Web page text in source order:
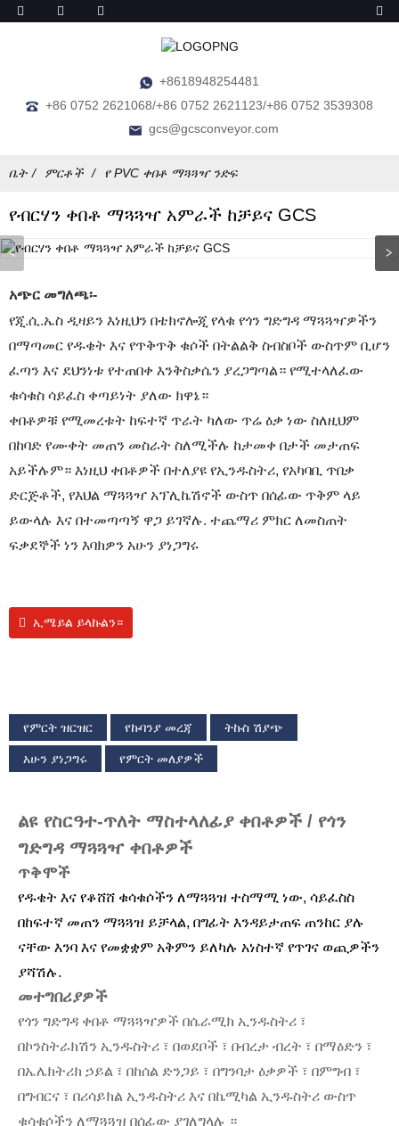
+8618948254481
+86 0752 2621068/+86 0752 2621123/+86 0752 3539308
gcs@gcsconveyor.com
ቤት ምርቶች የ PVC ቀበቶ ማጓጓዣ ንድፍ
የብርሃን ቀበቶ ማጓጓዣ አምራች ከቻይና GCS
አጭር መግለጫ፡-
የጂ.ሲ.ኤስ ዲዛይን እነዚህን በቴክኖሎጂ የላቁ የጎን ግድግዳ ማጓጓዣዎችን
በማጣመር የዱቄት እና የጥቅጥቅ ቁሶች በትልልቅ ስብስቦች ውስጥም ቢሆን
ፈጣን እና ደህንነቱ የተጠበቀ እንቅስቃሴን ያረጋግጣል። የሚተላለፈው
ቁሳቁስ ሳይፈስ ቀጣይነት ያለው ክዋኔ።
ቀበቶዎቹ የሚመረቱት ከፍተኛ ጥራት ካለው ጥሬ ዕቃ ነው ስለዚህም
በከባድ የሙቀት መጠን መስራት ስለሚችሉ ከታመቀ በታች መታጠፍ
አይችሉም። እነዚህ ቀበቶዎች በተለያዩ የኢንዱስትሪ, የአካባቢ ጥበቃ
ድርጅቶች, የእህል ማጓጓዣ አፕሊኬሽኖች ውስጥ በሰፊው ጥቅም ላይ
ይውላሉ እና በተመጣጣኝ ዋጋ ይገኛሉ. ተጨማሪ ምክር ለመስጠት
ፍቃደኞች ነን እባክዎን አሁን ያነጋግሩ
ኢሜይል ይላኩልን።
የምርት ዝርዝር የኩባንያ መረጃ ትኩስ ሽያጭ
አሁን ያነጋግሩ የምርት መለያዎች
ልዩ የስርዓተ-ጥለት ማስተላለፊያ ቀበቶዎች / የጎን
ግድግዳ ማጓጓዣ ቀበቶዎች
ጥቅሞች
የዱቄት እና የቆሸሸ ቁሳቁሶችን ለማጓጓዝ ተስማሚ ነው, ሳይፈስስ
በከፍተኛ መጠን ማጓጓዝ ይቻላል, በግፊት እንዳይታጠፍ ጠንከር ያሉ
ናቸው እንባ እና የመቋቋም አቅምን ይለካሉ አነስተኛ የጥገና ወጪዎችን
ያሻሽሉ.
መተግበሪያዎች
የጎን ግድግዳ ቀበቶ ማጓጓዣዎች በሴራሚክ ኢንዱስትሪ ፣
በኮንስትራክሽን ኢንዱስትሪ ፣ በወደቦች ፣ በብረታ ብረት ፣ በማዕድን ፣
በኤሌክትሪክ ኃይል ፣ በከሰል ድንጋይ ፣ በግንባታ ዕቃዎች ፣ በምግብ ፣
በግብርና ፣ በሪሳይክል ኢንዱስትሪ እና በኬሚካል ኢንዱስትሪ ውስጥ
ቁሳቁሶችን ለማጓጓዝ በሰፊው ያገለግላሉ ።